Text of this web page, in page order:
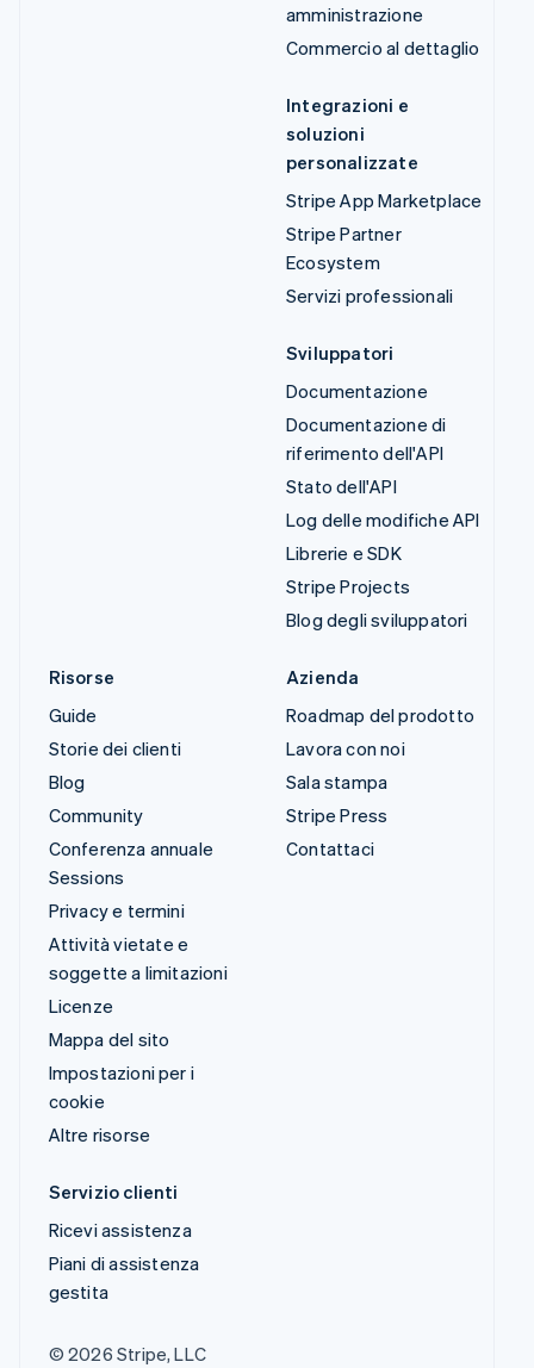
amministrazione
Commercio al dettaglio
Integrazioni e
soluzioni
personalizzate
Stripe App Marketplace
Stripe Partner
Ecosystem
Servizi professionali
Sviluppatori
Documentazione
Documentazione di
riferimento dell'API
Stato dell'API
Log delle modifiche API
Librerie e SDK
Stripe Projects
Blog degli sviluppatori
Risorse
Guide
Storie dei clienti
Blog
Community
Conferenza annuale
Sessions
Privacy e termini
Attività vietate e
soggette a limitazioni
Licenze
Mappa del sito
Impostazioni per i
cookie
Altre risorse
Azienda
Roadmap del prodotto
Lavora con noi
Sala stampa
Stripe Press
Contattaci
Servizio clienti
Ricevi assistenza
Piani di assistenza
gestita
© 2026 Stripe, LLC